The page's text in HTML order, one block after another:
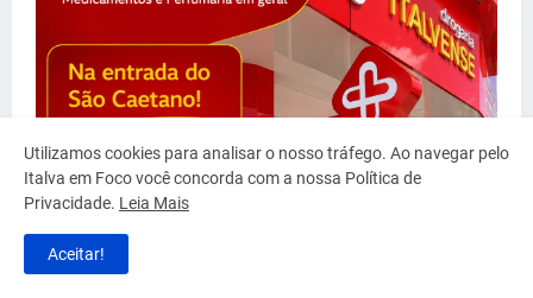
Utilizamos cookies para analisar o nosso tráfego. Ao navegar pelo
Italva em Foco você concorda com a nossa Política de
Privacidade. Leia Mais
Aceitar!